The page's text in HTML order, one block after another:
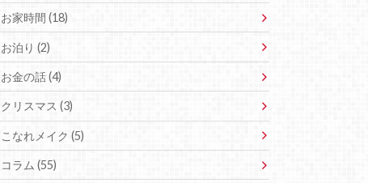
お家時間 (18)
お泊り (2)
お金の話 (4)
クリスマス (3)
こなれメイク (5)
コラム (55)